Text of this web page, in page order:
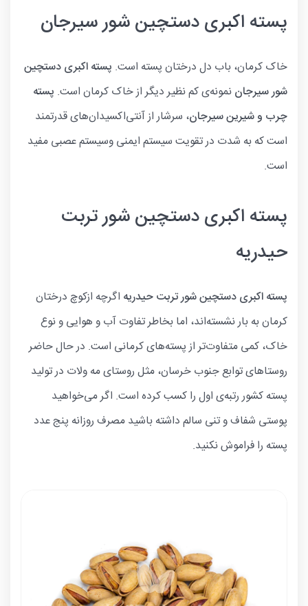
پسته اکبری دستچین شور سیرجان
خاک کرمان، باب دل درختان پسته است. پسته اکبری دستچین
شور سیرجاننمونه‌ی کم نظیر دیگر از خاک کرمان است. پسته
چرب و شیرین سیرجان، سرشار از آنتی‌اکسیدان‌های قدرتمند
است که به شدت در تقویت سیستم ایمنی وسیستم عصبی مفید
است.
پسته اکبری دستچین شور تربت
حیدریه
پسته اکبری دستچین شور تربت حیدریه اگرچه ازکوچ درختان
کرمان به بار نشسته‌اند، اما بخاطر تفاوت آب و هوایی و نوع
خاک، کمی متفاوت‌تر از پسته‌های کرمانی است. در حال حاضر
روستاهای توابع جنوب خرسان، مثل روستای مه ولات در تولید
پسته کشور رتبه‌ی اول را کسب کرده است. اگر می‌خواهید
پوستی شفاف و تنی سالم داشته باشید مصرف روزانه پنج عدد
پسته را فراموش نکنید.